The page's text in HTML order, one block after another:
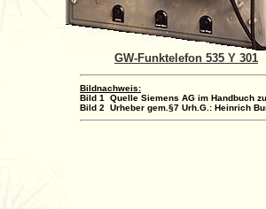
GW-Funktelefon 535 Y 301
Bildnachweis:
Bild 1 Quelle Siemens AG im Handbuch
Bild 2 Urheber gem.§7 Urh.G.: Heinrich